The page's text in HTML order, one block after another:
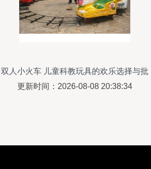
双人小火车 儿童科教玩具的欢乐选择与批
发指南
更新时间：2026-08-08 20:38:34